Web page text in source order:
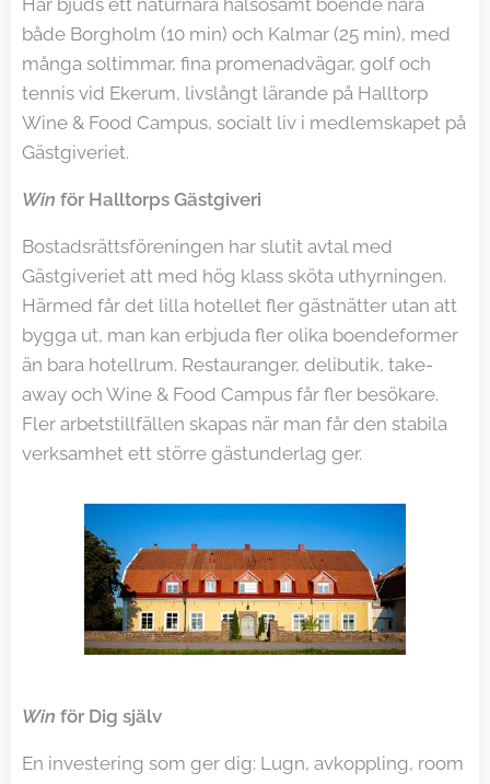
Här bjuds ett naturnära hälsosamt boende nära
både Borgholm (10 min) och Kalmar (25 min), med
många soltimmar, fina promenadvägar, golf och
tennis vid Ekerum, livslångt lärande på Halltorp
Wine & Food Campus, socialt liv i medlemskapet på
Gästgiveriet.
Win för Halltorps Gästgiveri
Bostadsrättsföreningen har slutit avtal med
Gästgiveriet att med hög klass sköta uthyrningen.
Härmed får det lilla hotellet fler gästnätter utan att
bygga ut, man kan erbjuda fler olika boendeformer
än bara hotellrum. Restauranger, delibutik, take-
away och Wine & Food Campus får fler besökare.
Fler arbetstillfällen skapas när man får den stabila
verksamhet ett större gästunderlag ger.
Win för Dig själv
En investering som ger dig: Lugn, avkoppling, room